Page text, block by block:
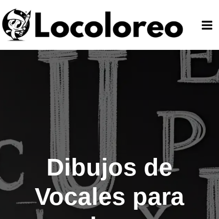
al
contenido
Dibujos de
Vocales para